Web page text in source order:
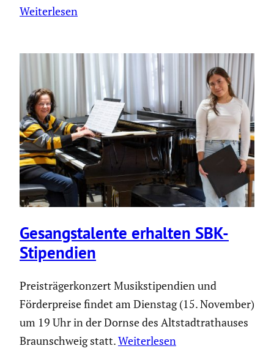
Weiterlesen
Gesangs­ta­lente erhalten SBK-
Stipen­dien
Preisträgerkonzert Musikstipendien und
Förderpreise findet am Dienstag (15. November)
um 19 Uhr in der Dornse des Altstadtrathauses
Braunschweig statt.Weiterlesen